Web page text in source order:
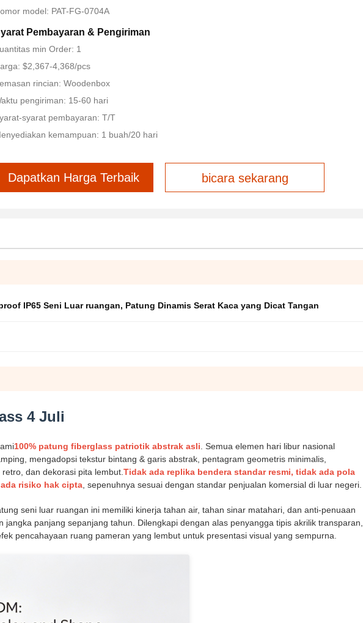
model: PAT-FG-0704A
Pembayaran & Pengiriman
min Order: 1
$2,367-4,368/pcs
rincian: Woodenbox
pengiriman: 15-60 hari
syarat pembayaran: T/T
kemampuan: 1 buah/20 hari
Dapatkan Harga Terbaik bicara sekarang
IP65 Seni Luar ruangan, Patung Dinamis Serat Kaca yang Dicat Tangan
4 Juli
100% patung fiberglass patriotik abstrak asli. Semua elemen hari libur nasional
mengadopsi tekstur bintang & garis abstrak, pentagram geometris minimalis,
dan dekorasi pita lembut.Tidak ada replika bendera standar resmi, tidak ada pola
risiko hak cipta, sepenuhnya sesuai dengan standar penjualan komersial di luar negeri.
seni luar ruangan ini memiliki kinerja tahan air, tahan sinar matahari, dan anti-penuaan
panjang sepanjang tahun. Dilengkapi dengan alas penyangga tipis akrilik transparan,
pencahayaan ruang pameran yang lembut untuk presentasi visual yang sempurna.